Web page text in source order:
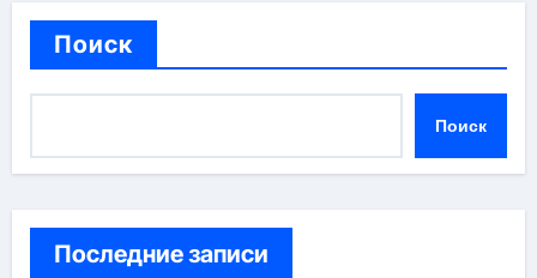
Поиск
Поиск
Последние записи